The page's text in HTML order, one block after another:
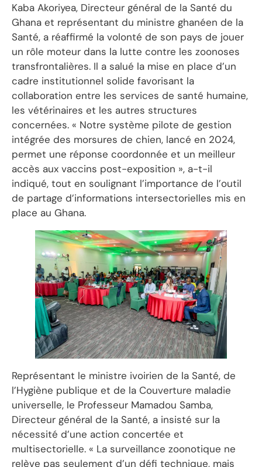
Kaba Akoriyea, Directeur général de la Santé du
Ghana et représentant du ministre ghanéen de la
Santé, a réaffirmé la volonté de son pays de jouer
un rôle moteur dans la lutte contre les zoonoses
transfrontalières. Il a salué la mise en place d’un
cadre institutionnel solide favorisant la
collaboration entre les services de santé humaine,
les vétérinaires et les autres structures
concernées. « Notre système pilote de gestion
intégrée des morsures de chien, lancé en 2024,
permet une réponse coordonnée et un meilleur
accès aux vaccins post-exposition », a-t-il
indiqué, tout en soulignant l’importance de l’outil
de partage d’informations intersectorielles mis en
place au Ghana.
Représentant le ministre ivoirien de la Santé, de
l’Hygiène publique et de la Couverture maladie
universelle, le Professeur Mamadou Samba,
Directeur général de la Santé, a insisté sur la
nécessité d’une action concertée et
multisectorielle. « La surveillance zoonotique ne
relève pas seulement d’un défi technique, mais